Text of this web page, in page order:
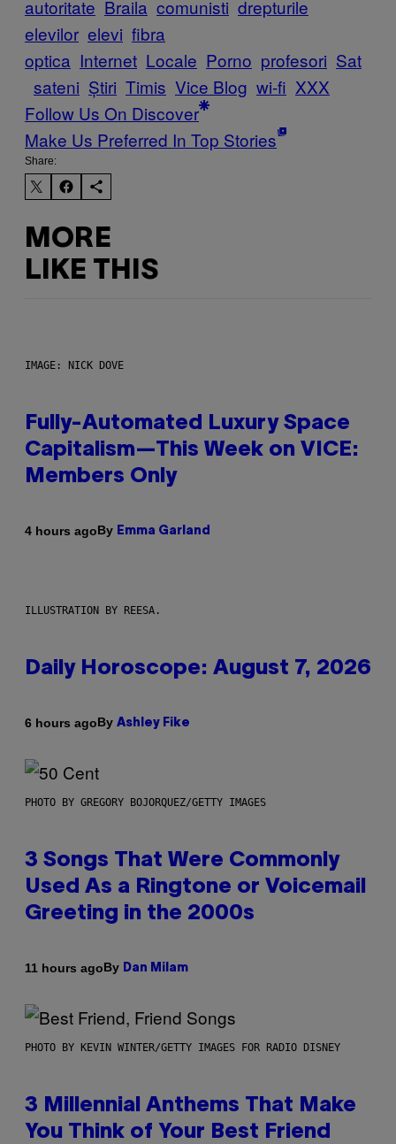
autoritate Braila comunisti drepturile
elevilor elevi fibra
optica Internet Locale Porno profesori Sat
sateni Știri Timis Vice Blog wi-fi XXX
Follow Us On Discover
Make Us Preferred In Top Stories
Share:
MORE
LIKE THIS
IMAGE: NICK DOVE
Fully-Automated Luxury Space
Capitalism—This Week on VICE:
Members Only
4 hours agoBy Emma Garland
ILLUSTRATION BY REESA.
Daily Horoscope: August 7, 2026
6 hours agoBy Ashley Fike
PHOTO BY GREGORY BOJORQUEZ/GETTY IMAGES
3 Songs That Were Commonly
Used As a Ringtone or Voicemail
Greeting in the 2000s
11 hours agoBy Dan Milam
PHOTO BY KEVIN WINTER/GETTY IMAGES FOR RADIO DISNEY
3 Millennial Anthems That Make
You Think of Your Best Friend